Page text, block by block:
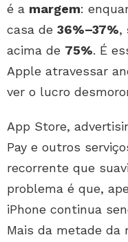
é a margem:
casa de 36%–37%,
acima de 75%. É
Apple atravessar
ver o lucro
App Store,
Pay e outros
recorrente que
problema é que,
iPhone continua
Mais da metade da